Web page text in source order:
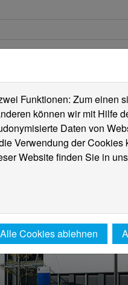
Funktionen: Zum einen
können wir mit Hilfe
Daten von
Verwendung der Cookies
Website finden Sie in
Alle Cookies ablehnen